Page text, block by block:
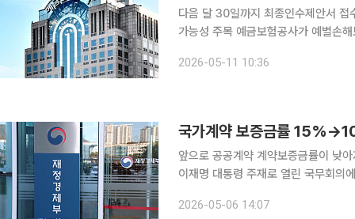
다음 달 30일까지 최종인수제안서
가능성 주목 예금보험공사가 예별손해보험 공개매각 재공고에 나섰다. 지난달 본입찰이 단독응찰로
보는 이날부터 예별손보 공개매각을
2026-05-11 10:36
국가계약 보증금률
앞으로 공공계약 계약보증금률이 낮아져 참
이재명 대통령 주재로 열린 국무회의
15%에서 10%로 인하한다. 재난이나
2026-05-06 14:07